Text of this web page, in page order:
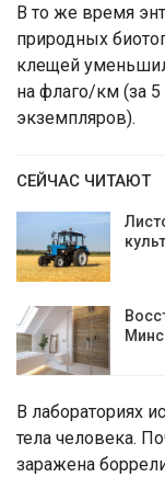
В то же время
природных
клещей
на флаго/км (за
экземпляров).
СЕЙЧАС ЧИТАЮТ
В лабораториях
тела человека.
заражена